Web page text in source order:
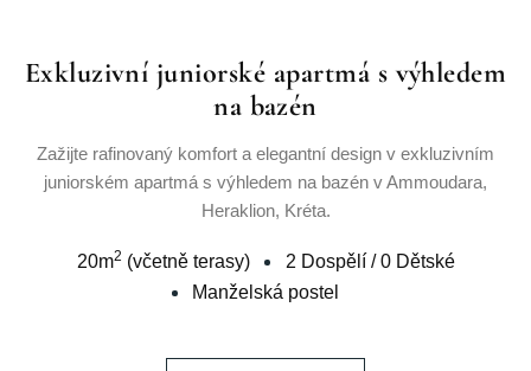
Exkluzivní juniorské apartmá s výhledem
na bazén
Zažijte rafinovaný komfort a elegantní design v exkluzivním
juniorském apartmá s výhledem na bazén v Ammoudara,
Heraklion, Kréta.
20m2 (včetně terasy) 2 Dospělí/0 Dětské
Manželská postel